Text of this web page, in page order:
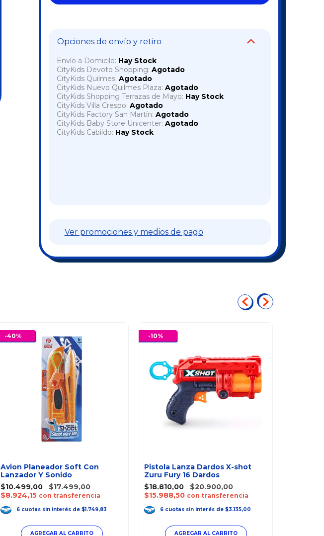
Opciones de envío y retiro
Envío a Domicilo: Hay Stock
CityKids Devoto Shopping: Agotado
CityKids Quilmes: Agotado
CityKids Nuevo Quilmes Plaza: Agotado
CityKids Shopping Terrazas de Mayo: Hay Stock
CityKids Villa Crespo: Agotado
CityKids Factory San Martín: Agotado
CityKids Baby Store Unicenter: Agotado
CityKids Cabildo: Hay Stock
Ver promociones y medios de pago
-40%
Avion Planeador Soft Con
Lanzador Y Sonido
$10.499,00
$17.499,00
$8.924,15 con transferencia
6 cuotas sin interés de $1.749,83
-10%
Pistola Lanza Dardos X-shot
Zuru Fury 16 Dardos
$18.810,00
$20.900,00
$15.988,50 con transferencia
6 cuotas sin interés de$3.135,00